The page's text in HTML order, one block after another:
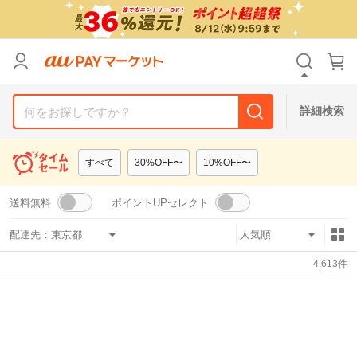
詳細検索
すべて 30%OFF〜 10%OFF〜
送料無料 ポイントUPセレクト
配達先：
4,613件
カテゴリ すべて
すべて
支払い方法 すべて
その他の条件
送料無料 タイムセール
Pontaパス特典対象すべて ポイントUPセレクトのみ
カテゴリ すべて
すべて
支払い方法 すべて
その他の条件
送料無料 タイムセール
Pontaパス特典対象すべて ポイントUPセレクトのみ